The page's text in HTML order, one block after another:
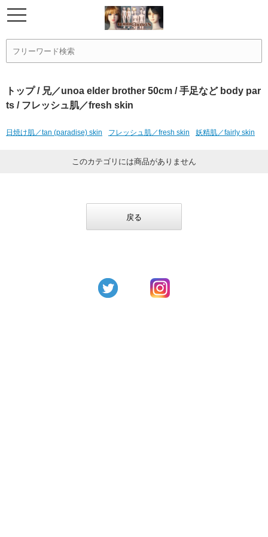
トップ/ 兄／unoa elder brother 50cm /手足など body par
ts / フレッシュ肌／fresh skin
日焼け肌／tan (paradise) skin フレッシュ肌／fresh skin 妖精肌／fairly skin
このカテゴリには商品がありません
戻る